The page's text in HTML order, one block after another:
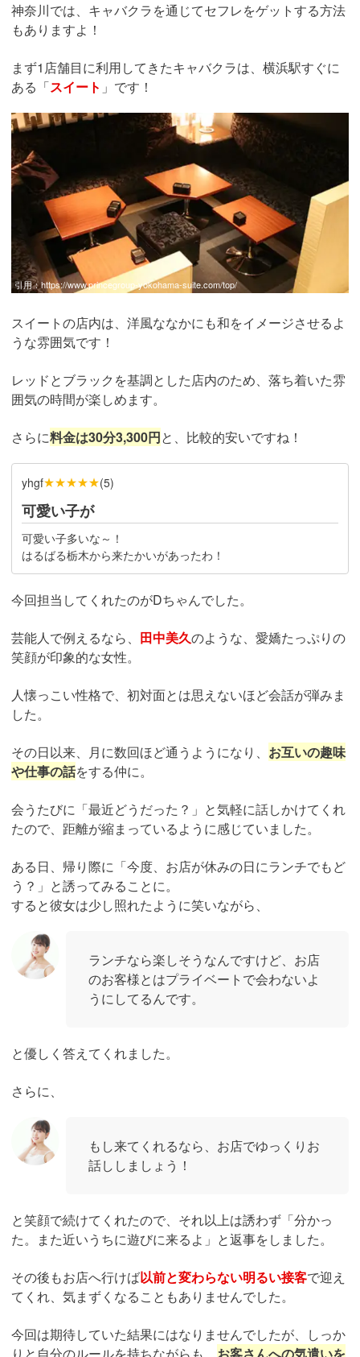
神奈川では、キャバクラを通じてセフレをゲットする方法
もありますよ！
まず1店舗目に利用してきたキャバクラは、横浜駅すぐに
ある「スイート 」です！
引用：https://www.princegroup-yokohama-suite.com/top/
スイートの店内は、洋風ななかにも和をイメージさせるよ
うな雰囲気です！
レッドとブラックを基調とした店内のため、落ち着いた雰
囲気の時間が楽しめます。
さらに料金は30分3,300円と、比較的安いですね！
yhgf★★★★★(5)
可愛い子が
可愛い子多いな～！
はるばる栃木から来たかいがあったわ！
今回担当してくれたのがDちゃんでした。
芸能人で例えるなら、 田中美久のような、愛嬌たっぷりの
笑顔が印象的な女性。
人懐っこい性格で、初対面とは思えないほど会話が弾みま
した。
その日以来、月に数回ほど通うようになり、 お互いの趣味
や仕事の話をする仲に。
会うたびに「最近どうだった？」と気軽に話しかけてくれ
たので、距離が縮まっているように感じていました。
ある日、帰り際に「今度、お店が休みの日にランチでもど
う？」と誘ってみることに。
すると彼女は少し照れたように笑いながら、
ランチなら楽しそうなんですけど、お店
のお客様とはプライベートで会わないよ
うにしてるんです。
と優しく答えてくれました。
さらに、
もし来てくれるなら、お店でゆっくりお
話ししましょう！
と笑顔で続けてくれたので、それ以上は誘わず「分かっ
た。また近いうちに遊びに来るよ」と返事をしました。
その後もお店へ行けば以前と変わらない明るい接客で迎え
てくれ、気まずくなることもありませんでした。
今回は期待していた結果にはなりませんでしたが、しっか